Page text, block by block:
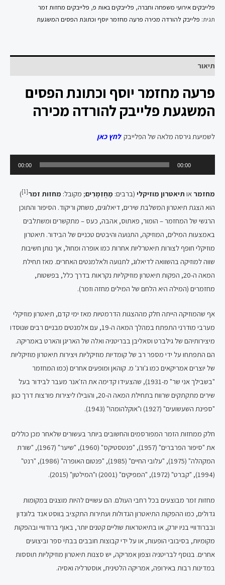
פלייבקים אירועי משפחה וחברה, פלייבקים באות פ, פלייבקים מחזות זמר
תגית: פלייבק להורדה מכירה פרעה מחזמר יוסף וכתונת הפסים המשגעת
תיאור
פרעה מחזמר יוסף וכתונת הפסים
המשגעת פלייבק להורדה מכירה
לשמיעת גירסה מלאה של הפלייבקלחץ כאן
אודיו
00:00
00:00
מחזמר או תיאטרון מוזיקלי (ברבים: מַחֲזִמְרִים; מקובל: מחזות זמר[1]
)
הוא הצגת תיאטרון המשלבת שירים, דיאלוגים, משחק וריקוד. הסיפור והתוכן
הרגשי של המחזמר – הומור, פאתוס, אהבה, כעס – מתקשרים ומשתלבים
באמצעות המילים, המוזיקה, התנועה והיבטים טכניים של הבידור. תיאטרון
מוזיקלי חופף לצורות תיאטרליות אחרות כמו אופרה ומחול, אך נותן חשיבות
שווה למוזיקה בהשוואה לדיאלוג, לתנועה ולאלמנטים האחרים. מאז תחילת
המאה ה-20, הפקות תיאטרון מוזיקליות נקראות בדרך כלל, בפשטות,
מחזמרים (המילה היא הלחם של המילים מחזה וזמר).
אף שהמוזיקה הייתה חלק מההצגות הדרמטיות מאז ימי קדם, תיאטרון מוזיקלי
מערבי מודרני התפתח במהלך המאה ה-19, עם אלמנטים מבניים רבים שנוסדו
מיצירותיהם של גילברט וסאליבן בבריטניה ואלה של האריגן והארט באמריקה.
הם התפתחו על ידי מספר רב של קומדיות מוזיקליות ויצירות תיאטרון מוזיקליות
של יוצרים אמריקאים כמו ג'ורג' מ. קוהאן ומופעים אחרים (כמו המחזמר
"בשבילך אני שר" מ-1931), שהצעידו קדימה את הז'אנר מעבר לבידור בעל
שירים מתקתקים שרווח בתחילת המאה ה-20, והובילו ליצירות פורצות דרך כגון
"ספינת השעשועים" (1927) ו"אוקלהומה!" (1943).
חלק ממחזות הזמר המפורסמים והחשובים ביותר בעשורים שלאחר מכן כוללים
את "סיפור הפרברים" (1957), "פנטסטיקס" (1960), "שיער" (1967), "שורת
המקהלה" (1975), "עלובי החיים" (1985), "פנטום האופרה" (1986), "רנט"
(1994), "קברט" (1972), "המפיקים" (2001) ו"המילטון" (2015).
מחזות זמר מבוצעים בכל רחבי העולם. הם עשויים להיות מוצגים במקומות
גדולים, כמו ההפקות התיאטרון הגדולות ועתירות התקציב בווסט אנד בלונדון
ובברודוויי בניו יורק, או בתיאטראות שוליים קטנים יותר, באוף ברודוויי ובהפקות
מקומיות, בסיבובי הופעות, או על ידי קבוצות חובבים בבתי ספר וביצועים
אחרים. בנוסף לבריטניה וצפון אמריקה, יש סצנות תיאטרון מוזיקליות תוססות
במדינות רבות באירופה, אמריקה הלטינית, אוסטרליה ואסיה.